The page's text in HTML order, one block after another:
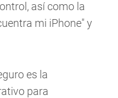
así como la
mi iPhone" y
es la
para